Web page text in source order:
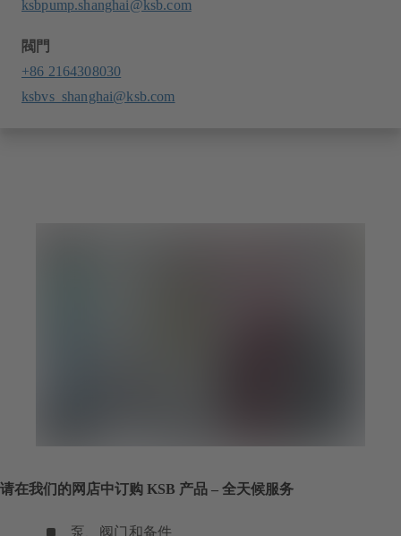
ksbpump.shanghai@ksb.com
閥門
+86 2164308030
ksbvs_shanghai@ksb.com
请在我们的网店中订购 KSB 产品 – 全天候服务
泵、阀门和备件